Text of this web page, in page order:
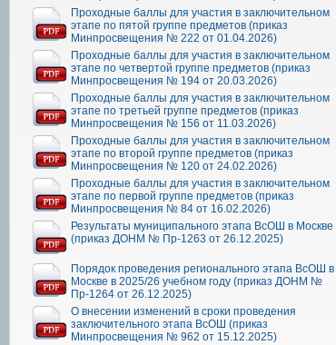
Проходные баллы для участия в заключительном
этапе по пятой группе предметов (приказ
Минпросвещения № 222 от 01.04.2026)
Проходные баллы для участия в заключительном
этапе по четвертой группе предметов (приказ
Минпросвещения № 194 от 20.03.2026)
Проходные баллы для участия в заключительном
этапе по третьей группе предметов (приказ
Минпросвещения № 156 от 11.03.2026)
Проходные баллы для участия в заключительном
этапе по второй группе предметов (приказ
Минпросвещения № 120 от 24.02.2026)
Проходные баллы для участия в заключительном
этапе по первой группе предметов (приказ
Минпросвещения № 84 от 16.02.2026)
Результаты муниципального этапа ВсОШ в Москве
(приказ ДОНМ № Пр-1263 от 26.12.2025)
Порядок проведения регионального этапа ВсОШ в
Москве в 2025/26 учебном году (приказ ДОНМ №
Пр-1264 от 26.12.2025)
О внесении изменений в сроки проведения
заключительного этапа ВсОШ (приказ
Минпросвещения № 962 от 15.12.2025)